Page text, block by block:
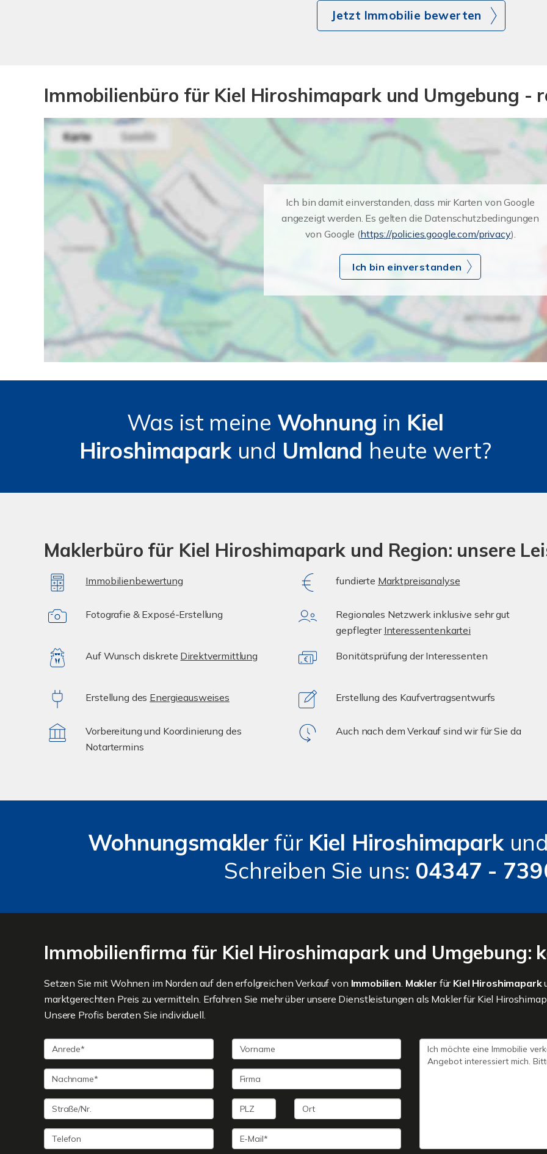
Jetzt Immobilie bewerten
Immobilienbüro für Kiel Hiroshimapark und Umgebung -
Ich bin damit einverstanden, dass mir Karten von Google
angezeigt werden. Es gelten die Datenschutzbedingungen
von Google (https://policies.google.com/privacy).
Ich bin einverstanden
Was ist meine Wohnung in Kiel
Hiroshimapark und Umland heute wert?
Maklerbüro für Kiel Hiroshimapark und Region: unsere
Immobilienbewertung fundierte Marktpreisanalyse
Fotografie & Exposé-Erstellung
Regionales Netzwerk inklusive sehr gut
gepflegter Interessentenkartei
Auf Wunsch diskrete Direktvermittlung Bonitätsprüfung der Interessenten
Erstellung des Energieausweises Erstellung des Kaufvertragsentwurfs
Vorbereitung und Koordinierung des
Notartermins
Auch nach dem Verkauf sind wir für Sie da
Wohnungsmakler für Kiel Hiroshimapark und
Schreiben Sie uns: 04347 -
Immobilienfirma für Kiel Hiroshimapark und Umgebung:
Setzen Sie mit Wohnen im Norden auf den erfolgreichen Verkauf von Immobilien. Makler für Kiel Hiroshimapark
marktgerechten Preis zu vermitteln. Erfahren Sie mehr über unsere Dienstleistungen als Makler für Kiel
Unsere Profis beraten Sie individuell.